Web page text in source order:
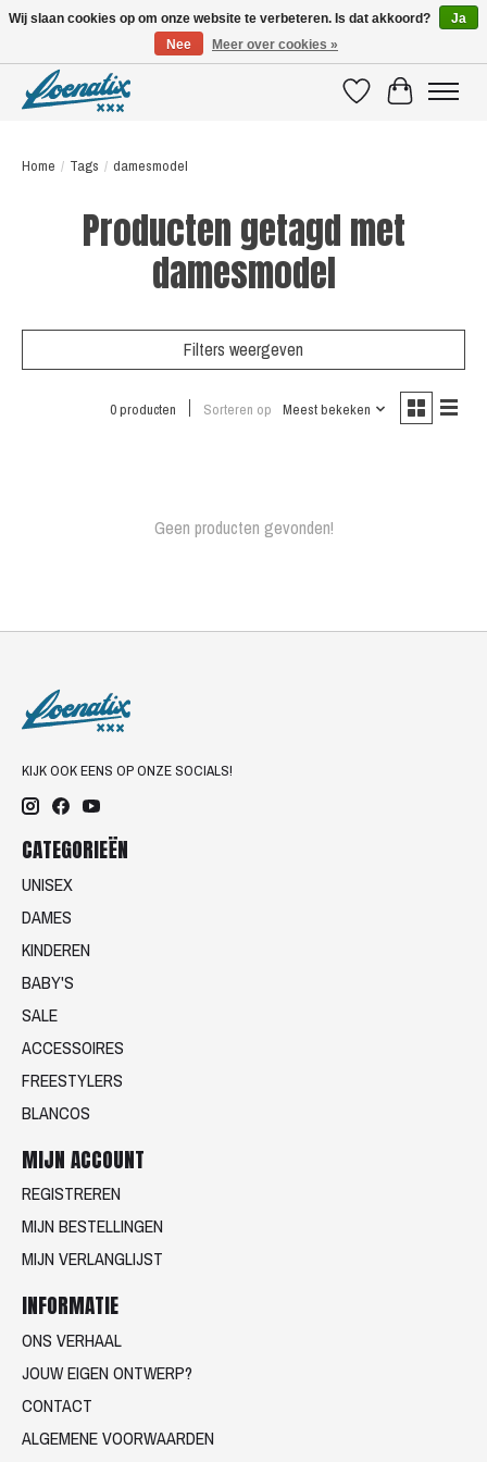
VerlanglijstWinkelwagen
Home / Tags / damesmodel
Producten getagd met
damesmodel
Filters weergeven
0 producten Sorteren op Meest bekeken
Geen producten gevonden!
KIJK OOK EENS OP ONZE SOCIALS!
CATEGORIEËN
UNISEX
DAMES
KINDEREN
BABY'S
SALE
ACCESSOIRES
FREESTYLERS
BLANCOS
MIJN ACCOUNT
REGISTREREN
MIJN BESTELLINGEN
MIJN VERLANGLIJST
INFORMATIE
ONS VERHAAL
JOUW EIGEN ONTWERP?
CONTACT
ALGEMENE VOORWAARDEN
Wij slaan cookies op om onze website te verbeteren. Is dat akkoord?
Ja
Nee
Meer over cookies »